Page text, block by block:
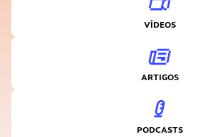
VÍDEOS
ARTIGOS
PODCASTS